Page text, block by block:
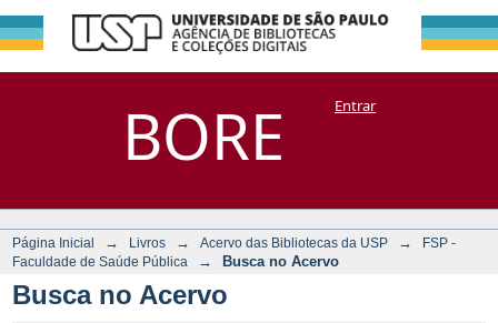
BORE
Busca no Acervo
DSpace/Manakin + CoriscoEntrar
Página Inicial → Livros → Acervo das Bibliotecas da USP →
FSP -
Faculdade de Saúde Pública
→ Busca no Acervo
Busca no Acervo